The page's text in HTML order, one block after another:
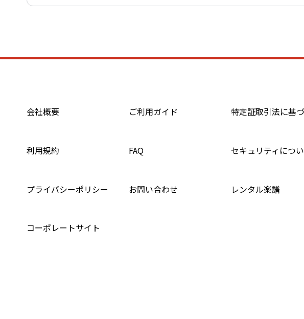
会社概要 ご利用ガイド 特定証取引法に基
利用規約 FAQ セキュリティにつ
プライバシーポリシー お問い合わせ レンタル楽譜
コーポレートサイト